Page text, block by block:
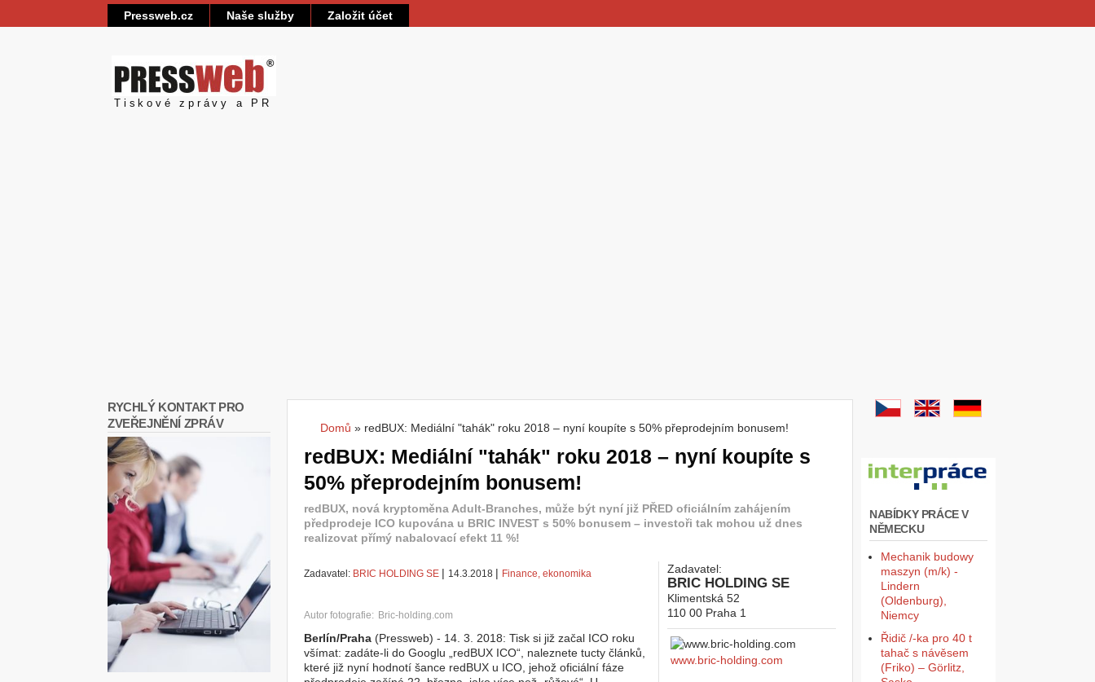
Pressweb.cz Naše služby Založit účet
Pressweb
Tiskové zprávy a PR
Jste zde
Domů » redBUX: Mediální "tahák" roku 2018 – nyní koupíte s 50% přeprodejním bonusem!
redBUX: Mediální "tahák" roku 2018 – nyní koupíte s
50% přeprodejním bonusem!
redBUX, nová kryptoměna Adult-Branches, může být nyní již PŘED oficiálním zahájením
předprodeje ICO kupována u BRIC INVEST s 50% bonusem – investoři tak mohou už dnes
realizovat přímý nabalovací efekt 11 %!
Zadavatel: BRIC HOLDING SE | 14.3.2018 | Finance, ekonomika
Autor fotografie: Bric-holding.com
Berlín/Praha (Pressweb) - 14. 3. 2018: Tisk si již začal ICO roku
všímat: zadáte-li do Googlu „redBUX ICO“, naleznete tucty článků,
které již nyní hodnotí šance redBUX u ICO, jehož oficiální fáze
Zadavatel:
BRIC HOLDING SE
Klimentská 52
110 00 Praha 1
www.bric-holding.com
RYCHLÝ KONTAKT PRO
ZVEŘEJNĚNÍ ZPRÁV
NABÍDKY PRÁCE V
NĚMECKU
Mechanik budowy
maszyn (m/k) -
Lindern
(Oldenburg),
Niemcy
Řidič /-ka pro 40 t
tahač s návěsem
(Friko) – Görlitz,